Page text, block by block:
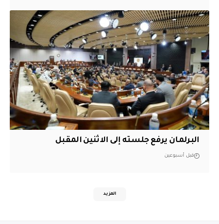
البرلمان يرفع جلسته إلى الاثنين المقبل
قبل أسبوعين
المزيد